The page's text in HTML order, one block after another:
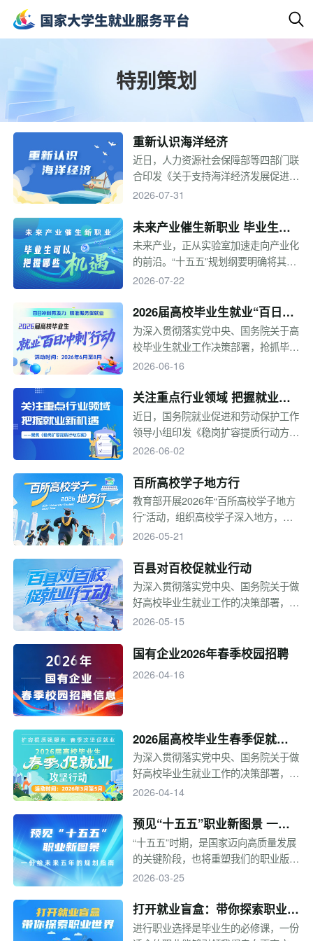
特别策划
重新认识海洋经济
近日，人力资源社会保障部等四部门联
合印发《关于支持海洋经济发展促进就
业创业的通知》，与之相伴的是一批涉
于“靠海吃海”，而是一条正在加速拓宽
的“蓝色赛道”。一起来看看吧！
2026-07-31
未来产业催生新职业 毕业生可
以把握哪些机遇
未来产业，正从实验室加速走向产业化
的前沿。“十五五”规划纲要明确将其作
为培育新增长点的战略方向。从量子科
信，一批面向未来的赛道正在打开。这
场关乎国家竞争力的产业变革，将催生
哪些新职业？各省如何错位布局？对即
些实实在在的机会？
2026-07-22
2026届高校毕业生就业“百日冲
刺”行动
为深入贯彻落实党中央、国务院关于高
校毕业生就业工作决策部署，抢抓毕业
生离校前后促就业工作关键期，全力促
—8月在全国范围内开展2026届高校毕
业生就业“百日冲刺”行动。
2026-06-16
关注重点行业领域 把握就业新
机遇——聚焦《稳岗扩容提质行
动方案》
近日，国务院就业促进和劳动保护工作
领导小组印发《稳岗扩容提质行动方
案》，要求完善政策扶持、优化服务支
与稳就业有机结合，通过稳用工、挖潜
力、提质量等针对性强的举措，加强产
业和就业协同，推出18项具体措施促
2026-06-02
百所高校学子地方行
教育部开展2026年“百所高校学子地方
行”活动，组织高校学子深入地方，开
展人才对接、技术交流、文化体验等多
配、拓宽就业渠道，推动科技成果对
接，增进国情了解与地方认同，构建校
地校企合作机制，引导高校毕业生了解
2026-05-21
百县对百校促就业行动
为深入贯彻落实党中央、国务院关于做
好高校毕业生就业工作的决策部署，汇
聚经济百强县域内用人单位的优质岗位
决定开展“百县对百校促就业行动”，支
聘，切实实现供需精准匹配。
2026-05-15
国有企业2026年春季校园招聘
2026-04-16
2026届高校毕业生春季促就业
攻坚行动
为深入贯彻落实党中央、国务院关于做
好高校毕业生就业工作的决策部署，抢
抓春季招聘关键期，加力加快就业工作
内开展2026届高校毕业生“春季促就业
攻坚行动
2026-04-14
预见“十五五”职业新图景 一份
给未来五年的规划指南
“十五五”时期，是国家迈向高质量发展
的关键阶段，也将重塑我们的职业版
图。未来五年，哪些行业将迎来风口？
级与科技变革，个人如何规划才能顺势
而为？本专题基于“十五五”规划纲要方
2026-03-25
打开就业盲盒：带你探索职业世
界
进行职业选择是毕业生的必修课，一份